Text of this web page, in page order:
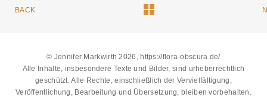
BACK
© Jennifer Markwirth 2026, https://flora-obscura.de/
Alle Inhalte, insbesondere Texte und Bilder, sind urheberrechtlich
geschützt. Alle Rechte, einschließlich der Vervielfältigung,
Veröffentlichung, Bearbeitung und Übersetzung, bleiben vorbehalten.